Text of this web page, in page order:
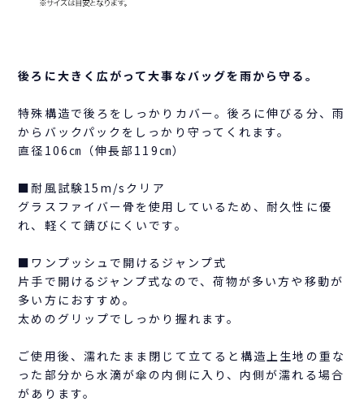
後ろに大きく広がって大事なバッグを雨から守る。
特殊構造で後ろをしっかりカバー。後ろに伸びる分、雨
からバックパックをしっかり守ってくれます。
直径106㎝（伸長部119㎝）
■耐風試験15m/sクリア
グラスファイバー骨を使用しているため、耐久性に優
れ、軽くて錆びにくいです。
■ワンプッシュで開けるジャンプ式
片手で開けるジャンプ式なので、荷物が多い方や移動が
多い方におすすめ。
太めのグリップでしっかり握れます。
ご使用後、濡れたまま閉じて立てると構造上生地の重な
った部分から水滴が傘の内側に入り、内側が濡れる場合
があります。